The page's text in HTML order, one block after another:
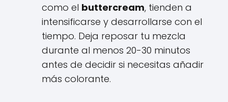
como el buttercream, tienden a
intensificarse y desarrollarse con el
tiempo. Deja reposar tu mezcla
durante al menos 20-30 minutos
antes de decidir si necesitas añadir
más colorante.